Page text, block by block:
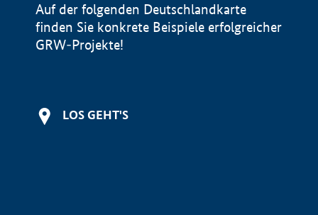
Auf der folgenden Deutschlandkarte
finden Sie konkrete Beispiele erfolgreicher
GRW-Projekte!
LOS GEHT'S